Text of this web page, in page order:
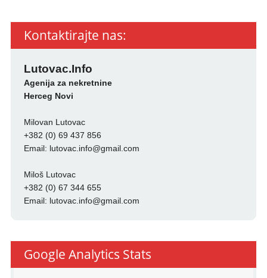
Kontaktirajte nas:
Lutovac.Info
Agenija za nekretnine
Herceg Novi
Milovan Lutovac
+382 (0) 69 437 856
Email: lutovac.info@gmail.com
Miloš Lutovac
+382 (0) 67 344 655
Email: lutovac.info@gmail.com
Google Analytics Stats